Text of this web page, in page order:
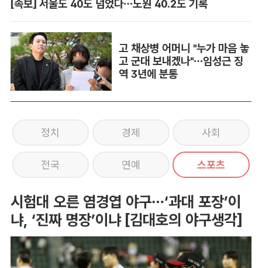
[속보] 서울도 40도 넘었다…노원 40.2도 기록
고 채상병 어머니 "누가 마음 놓
고 군대 보내겠나"…임성근 징
역 3년에 분통
정치 경제 사회
전국 연예 스포츠
시험대 오른 염경엽 야구…‘과대 포장’이
냐, ‘진짜 명장’이냐 [김대호의 야구생각]